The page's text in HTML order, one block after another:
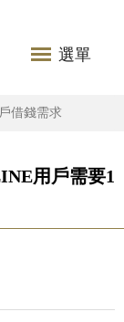
選單
借錢需求
用戶需要1